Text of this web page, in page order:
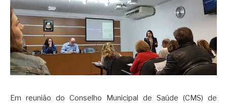
Em reunião do Conselho Municipal de Saúde (CMS) de